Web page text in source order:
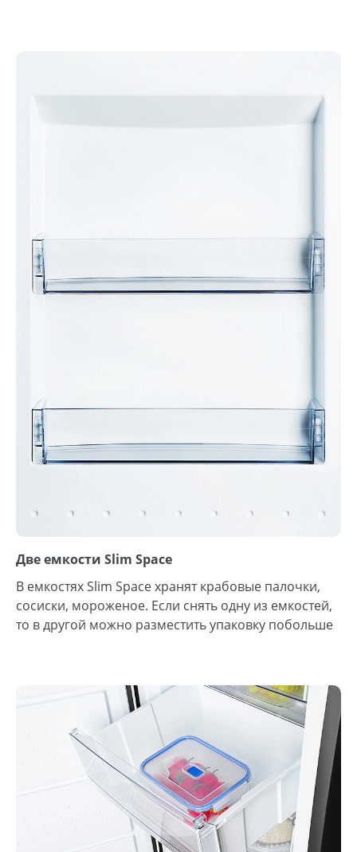
Две емкости Slim Space
В емкостях Slim Space хранят крабовые палочки,
сосиски, мороженое. Если снять одну из емкостей,
то в другой можно разместить упаковку побольше